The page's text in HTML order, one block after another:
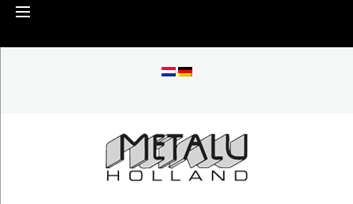
Skip
content